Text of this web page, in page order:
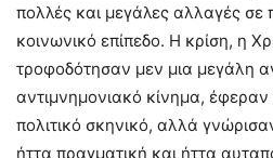
πολλές και μεγάλες αλλαγές σε
κοινωνικό επίπεδο. Η κρίση, η
τροφοδότησαν μεν μια μεγάλη
αντιμνημονιακό κίνημα,
πολιτικό σκηνικό, αλλά
ήττα πραγματική και ήττα